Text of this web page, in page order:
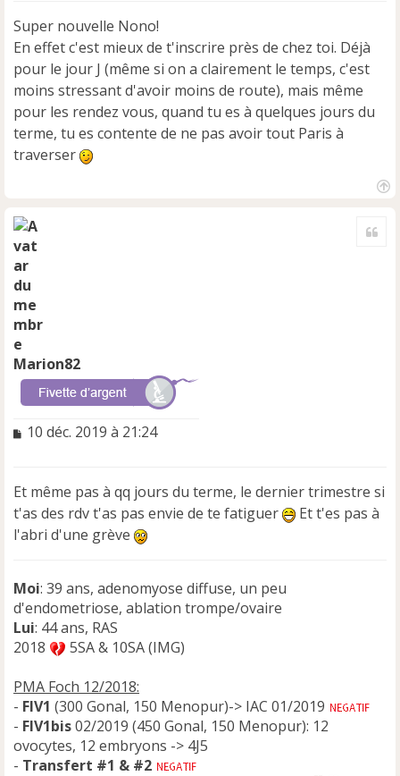
a
g
e
n
o
n
l
u
Super nouvelle Nono!
En effet c'est mieux de t'inscrire près de chez toi. Déjà
pour le jour J (même si on a clairement le temps, c'est
moins stressant d'avoir moins de route), mais même
pour les rendez vous, quand tu es à quelques jours du
terme, tu es contente de ne pas avoir tout Paris à
traverser
Marion82
M
a
g
e
n
l
u
10 déc. 2019 à 21:24
Et même pas à qq jours du terme, le dernier trimestre si
t'as des rdv t'as pas envie de te fatiguer
Et t'es pas à
l'abri d'une grève
Moi: 39 ans, adenomyose diffuse, un peu
d'endometriose, ablation trompe/ovaire
Lui: 44 ans, RAS
2018
5SA & 10SA (IMG)
PMA Foch 12/2018:
- FIV1 (300 Gonal, 150 Menopur)-> IAC 01/2019
- FIV1bis02/2019 (450 Gonal, 150 Menopur): 12
ovocytes, 12 embryons -> 4J5
- Transfert #1 & #2